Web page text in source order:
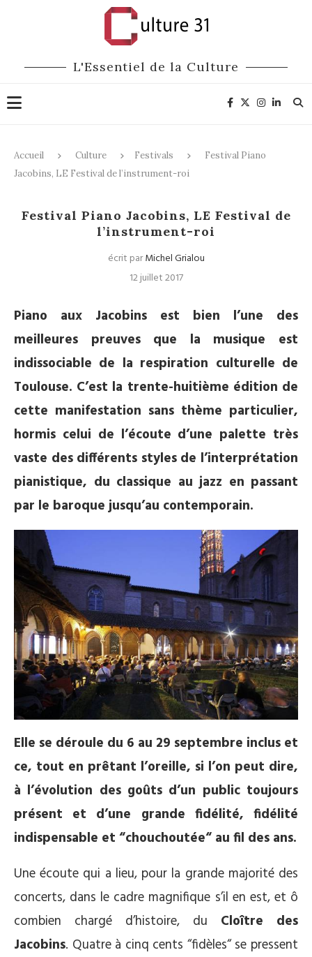
L'Essentiel de la Culture
Accueil Culture Festivals
Festival Piano
Jacobins, LE Festival de l’instrument-roi
Festival Piano Jacobins, LE Festival de
l’instrument-roi
écrit parMichel Grialou
12 juillet 2017
Piano aux Jacobins est bien l’une des
meilleures preuves que la musique est
indissociable de la respiration culturelle de
Toulouse. C’est la trente-huitième édition de
cette manifestation sans thème particulier,
hormis celui de l’écoute d’une palette très
vaste des différents styles de l’interprétation
pianistique, du classique au jazz en passant
par le baroque jusqu’au contemporain.
Elle se déroule du 6 au 29 septembre inclus et
ce, tout en prêtant l’oreille, si l’on peut dire,
à l’évolution des goûts d’un public toujours
présent et d’une grande fidélité, fidélité
indispensable et “chouchoutée“ au fil des ans.
Une écoute qui a lieu, pour la grande majorité des
concerts, dans le cadre magnifique s’il en est, et ô
combien chargé d’histoire, du Cloître des
Jacobins. Quatre à cinq cents “fidèles“ se pressent